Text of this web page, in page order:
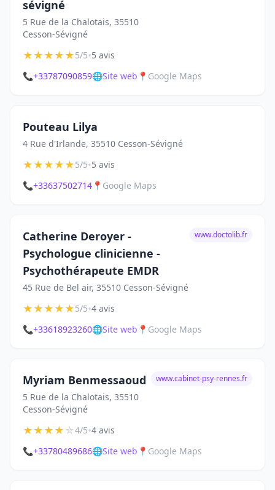
sévigné
5 Rue de la Chalotais, 35510
Cesson-Sévigné
★★★★★5/5•5 avis
📞+33787090859🌐Site web 📍 Google Maps
Pouteau Lilya
4 Rue d'Irlande, 35510 Cesson-Sévigné
★★★★★5/5•5 avis
📞+33637502714 📍 Google Maps
Catherine Deroyer -
Psychologue clinicienne -
Psychothérapeute EMDR
45 Rue de Bel air, 35510 Cesson-Sévigné
www.doctolib.fr
★★★★★5/5•4 avis
📞+33618923260🌐Site web 📍 Google Maps
Myriam Benmessaoud
5 Rue de la Chalotais, 35510
Cesson-Sévigné
www.cabinet-psy-rennes.fr
★★★★☆4/5•4 avis
📞+33780489686🌐Site web 📍 Google Maps